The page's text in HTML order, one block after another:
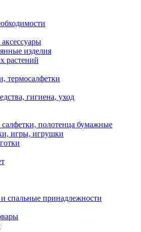
изделия
растений
термосалфетки
гигиена, уход
салфетки, полотенца бумажные
игры, игрушки
и спальные принадлежности